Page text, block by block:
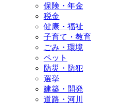
保険・年金
税金
健康・福祉
子育て・教育
ごみ・環境
ペット
防災・防犯
選挙
建築・開発
道路・河川